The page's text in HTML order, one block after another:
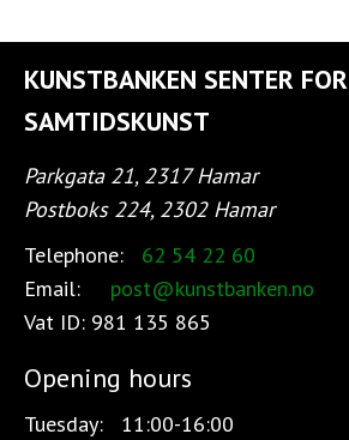
KUNSTBANKEN SENTER FOR
SAMTIDSKUNST
Parkgata 21, 2317 Hamar
Postboks 224, 2302 Hamar
Telephone:
62 54 22 60
Email:
post@kunstbanken.no
Vat ID: 981 135 865
Opening hours
Tuesday: 11:00-16:00